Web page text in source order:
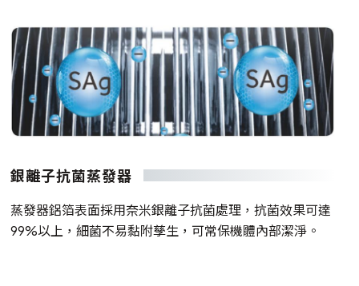
銀離子抗菌蒸發器
蒸發器鋁箔表面採用奈米銀離子抗菌處理，抗菌效果可達
99%以上，細菌不易黏附孳生，可常保機體內部潔淨。